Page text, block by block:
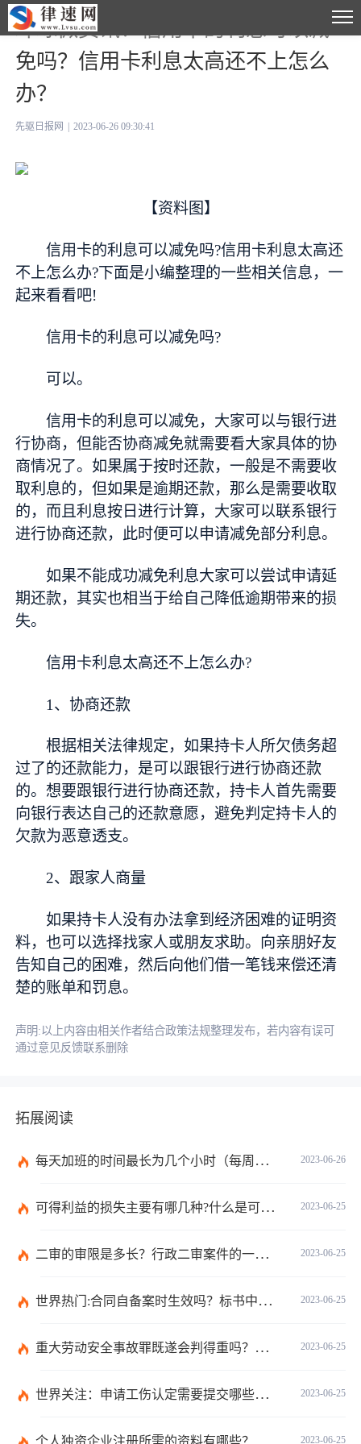
环球微资讯！信用卡的利息可以减
免吗？信用卡利息太高还不上怎么
办？
先驱日报网 2023-06-26 09:30:41
【资料图】
信用卡的利息可以减免吗?信用卡利息太高还
不上怎么办?下面是小编整理的一些相关信息，一
起来看看吧!
信用卡的利息可以减免吗?
可以。
信用卡的利息可以减免，大家可以与银行进
行协商，但能否协商减免就需要看大家具体的协
商情况了。如果属于按时还款，一般是不需要收
取利息的，但如果是逾期还款，那么是需要收取
的，而且利息按日进行计算，大家可以联系银行
进行协商还款，此时便可以申请减免部分利息。
如果不能成功减免利息大家可以尝试申请延
期还款，其实也相当于给自己降低逾期带来的损
失。
信用卡利息太高还不上怎么办?
1、协商还款
根据相关法律规定，如果持卡人所欠债务超
过了的还款能力，是可以跟银行进行协商还款
的。想要跟银行进行协商还款，持卡人首先需要
向银行表达自己的还款意愿，避免判定持卡人的
欠款为恶意透支。
2、跟家人商量
如果持卡人没有办法拿到经济困难的证明资
料，也可以选择找家人或朋友求助。向亲朋好友
告知自己的困难，然后向他们借一笔钱来偿还清
楚的账单和罚息。
声明:以上内容由相关作者结合政策法规整理发布，若内容有误可
通过意见反馈联系删除
拓展阅读
2023-06-26
每天加班的时间最长为几个小时（每周加班不能超过多少小时）
2023-06-25
可得利益的损失主要有哪几种?什么是可得利益？|天天速读
2023-06-25
二审的审限是多长？行政二审案件的一般处理规则是什么?
2023-06-25
世界热门:合同自备案时生效吗？标书中的合同需要全部放上去吗？
2023-06-25
重大劳动安全事故罪既遂会判得重吗？重大劳动安全事故罪与玩忽职守罪的界限是什么？_世界速看
2023-06-25
世界关注：申请工伤认定需要提交哪些材料？提出工伤认定申请依据是什么？
2023-06-25